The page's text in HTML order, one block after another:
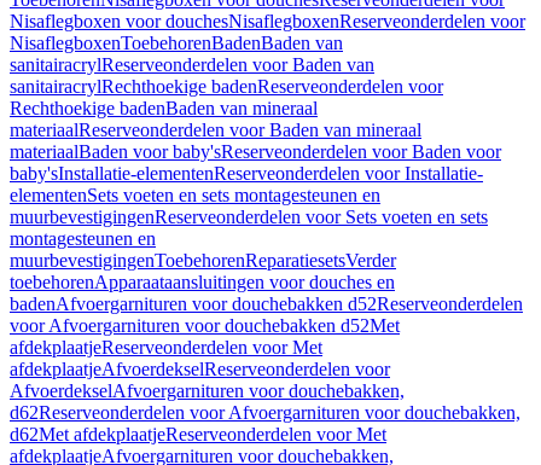
Nisaflegboxen voor douchesNisaflegboxenReserveonderdelen voor
NisaflegboxenToebehorenBadenBaden van
sanitairacrylReserveonderdelen voor Baden van
sanitairacrylRechthoekige badenReserveonderdelen voor
Rechthoekige badenBaden van mineraal
materiaalReserveonderdelen voor Baden van mineraal
materiaalBaden voor baby'sReserveonderdelen voor Baden voor
baby'sInstallatie-elementenReserveonderdelen voor Installatie-
elementenSets voeten en sets montagesteunen en
muurbevestigingenReserveonderdelen voor Sets voeten en sets
montagesteunen en
muurbevestigingenToebehorenReparatiesetsVerder
toebehorenApparaataansluitingen voor douches en
badenAfvoergarnituren voor douchebakken d52Reserveonderdelen
voor Afvoergarnituren voor douchebakken d52Met
afdekplaatjeReserveonderdelen voor Met
afdekplaatjeAfvoerdekselReserveonderdelen voor
AfvoerdekselAfvoergarnituren voor douchebakken,
d62Reserveonderdelen voor Afvoergarnituren voor douchebakken,
d62Met afdekplaatjeReserveonderdelen voor Met
afdekplaatjeAfvoergarnituren voor douchebakken,